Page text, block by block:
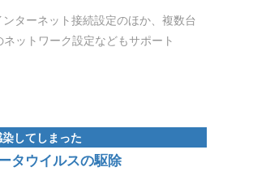
ターネット接続設定のほか、複数台
ットワーク設定などもサポート
してしまった
タウイルスの駆除